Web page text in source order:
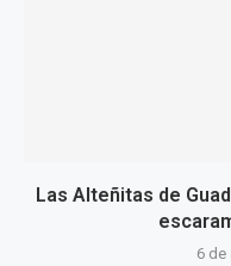
Las Alteñitas de
6 de